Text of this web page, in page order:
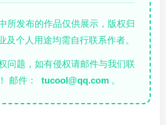
所发布的作品仅供展示，版权归
及个人用途均需自行联系作者。
问题，如有侵权请邮件与我们联
邮件：
tucool@qq.com 。